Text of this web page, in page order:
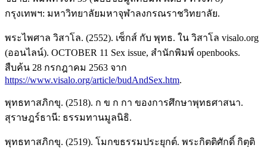
กรุงเทพฯ: มหาวิทยาลัยมหาจุฬาลงกรณราชวิทยาลัย.
พระไพศาล วิสาโล. (2552). เซ็กส์ กับ พุทธ. ใน วิสาโล visalo.org
(ออนไลน์). OCTOBER 11 Sex issue, สำนักพิมพ์ openbooks.
สืบค้น 28 กรกฎาคม 2563 จาก
https://www.visalo.org/article/budAndSex.htm.
พุทธทาสภิกขุ. (2518). ก ข ก กา ของการศึกษาพุทธศาสนา.
สุราษฎร์ธานี: ธรรมทานมูลนิธิ.
พุทธทาสภิกขุ. (2519). โมกขธรรมประยุกต์. พระกิตติศักดิ์ กิตฺติ